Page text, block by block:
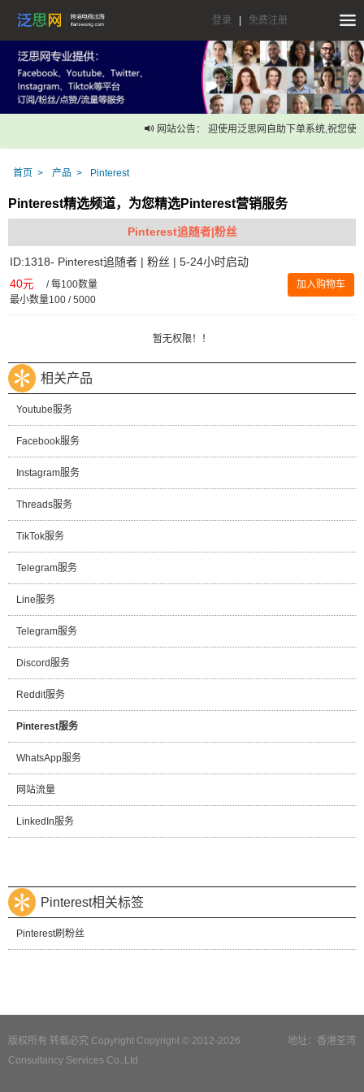
登录 免费注册
网站公告： 迎使用泛思网自助下单系统,祝您使用
首页 产品 Pinterest
Pinterest精选频道，为您精选Pinterest营销服务
Pinterest追随者|粉丝
ID:1318- Pinterest追随者 | 粉丝 | 5-24小时启动
40元 /每100数量
最小数量100 / 5000
加入购物车
暂无权限！！
相关产品
Youtube服务
Facebook服务
Instagram服务
Threads服务
TikTok服务
Telegram服务
Line服务
Telegram服务
Discord服务
Reddit服务
Pinterest服务
WhatsApp服务
网站流量
LinkedIn服务
Pinterest相关标签
Pinterest刷粉丝
地址：香港荃湾
版权所有 转载必究 Copyright Copyright © 2012-2026
Consultancy Services Co.,Ltd